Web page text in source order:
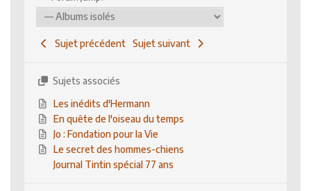
Sujet précédent Sujet suivant
Sujets associés
Les inédits d'Hermann
En quête de l'oiseau du temps
Jo : Fondation pour la Vie
Le secret des hommes-chiens
Journal Tintin spécial 77 ans